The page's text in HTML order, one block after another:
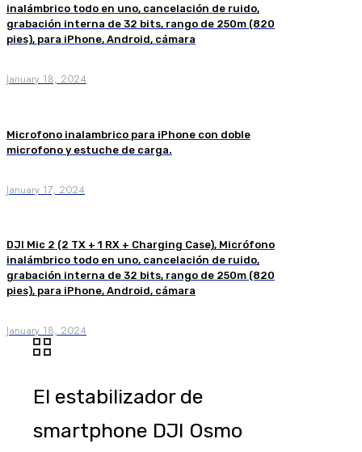
inalámbrico todo en uno, cancelación de ruido,
grabación interna de 32 bits, rango de 250m (820
pies), para iPhone, Android, cámara
January 18, 2024
Microfono inalambrico para iPhone con doble
microfono y estuche de carga.
January 17, 2024
DJI Mic 2 (2 TX + 1 RX + Charging Case), Micrófono
inalámbrico todo en uno, cancelación de ruido,
grabación interna de 32 bits, rango de 250m (820
pies), para iPhone, Android, cámara
January 18, 2024
El estabilizador de
smartphone DJI Osmo